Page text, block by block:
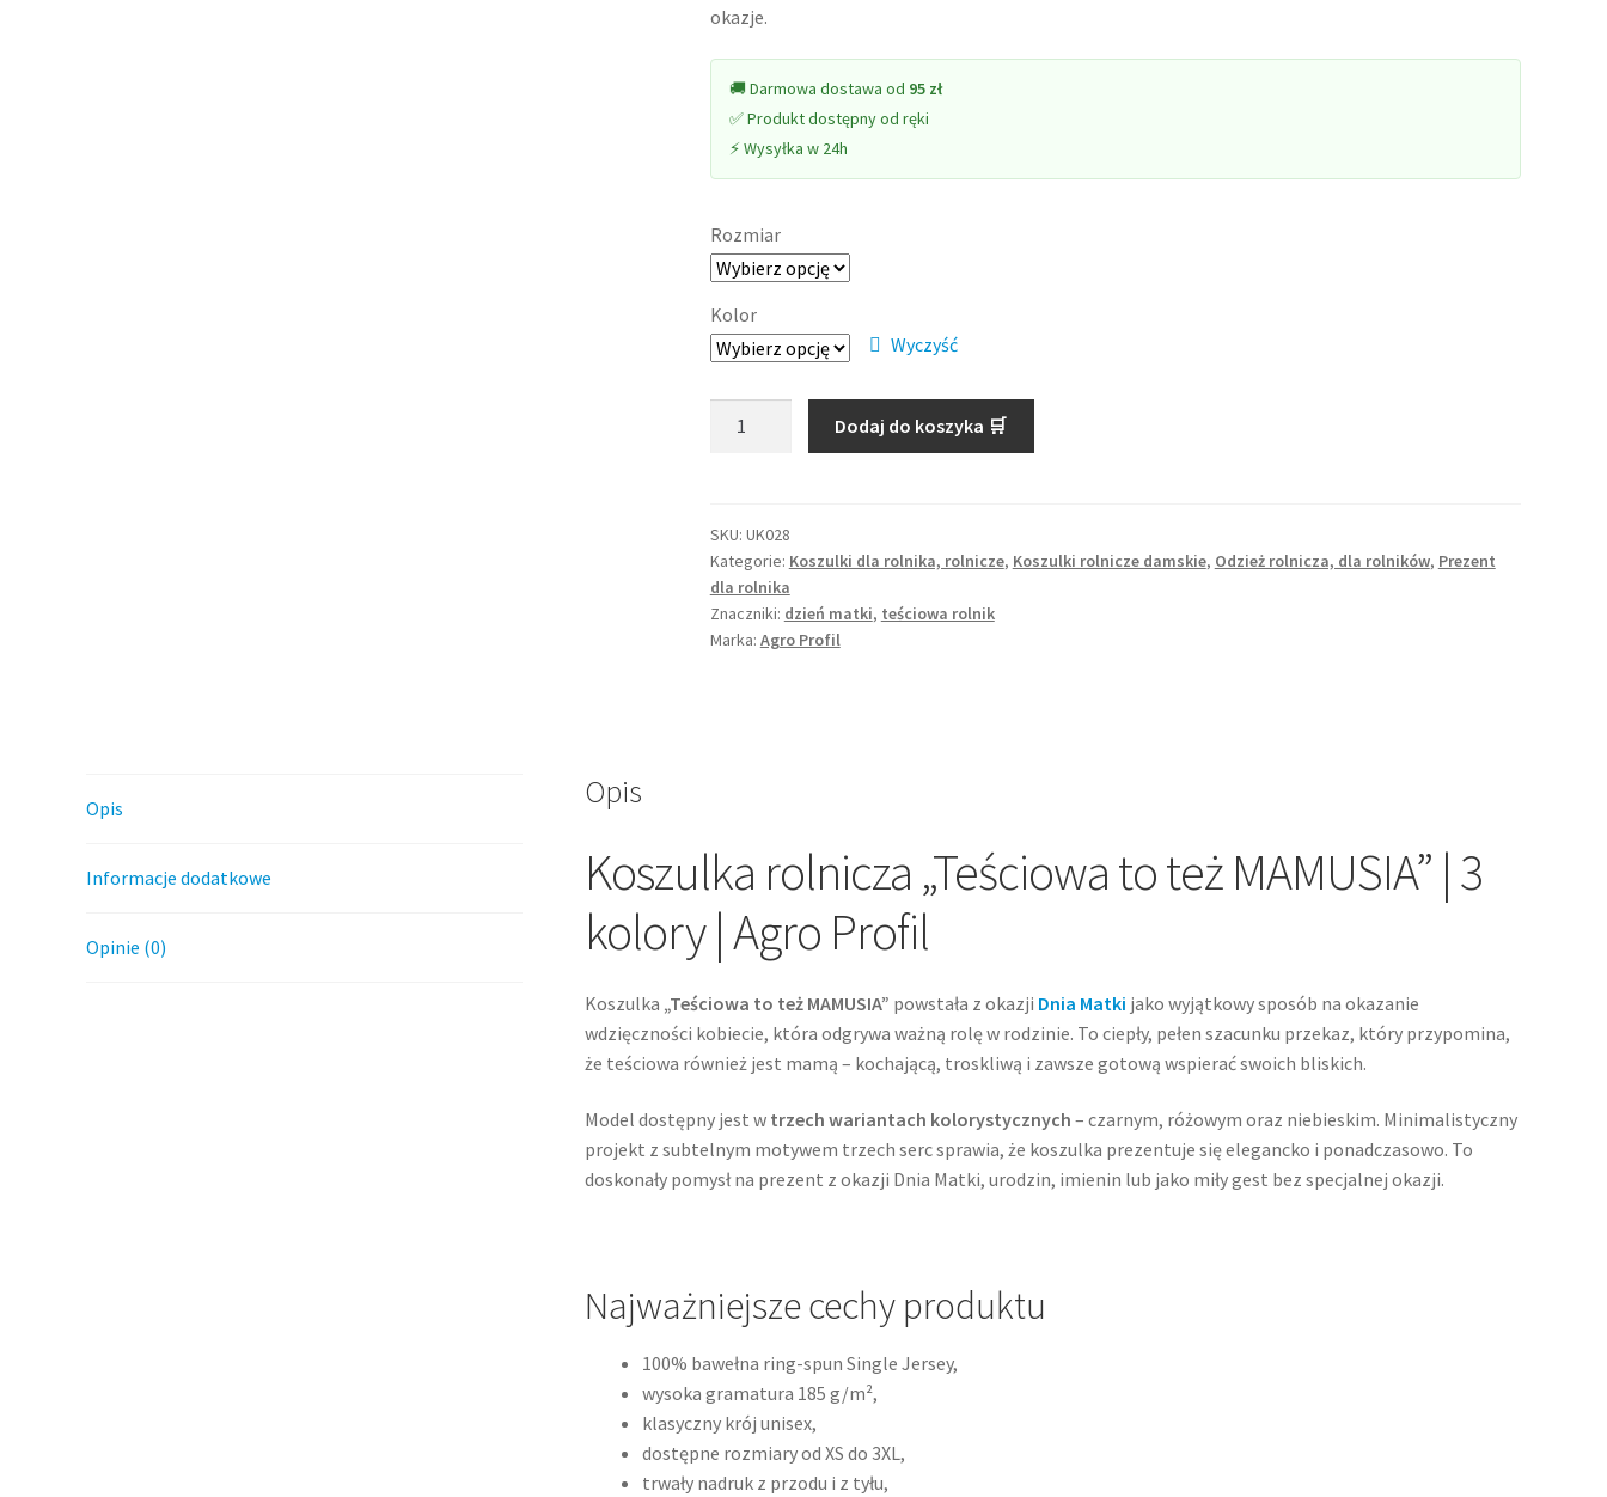
okazje.
🚚 Darmowa dostawa od 95 zł
✅ Produkt dostępny od ręki
⚡ Wysyłka w 24h
Rozmiar
Kolor
Wyczyść
to
też
MAMUSIA”
|
3
Dodaj do koszyka 🛒
SKU: UK028
Kategorie: Koszulki dla rolnika, rolnicze, Koszulki rolnicze damskie, Odzież rolnicza, dla rolników, Prezent
dla rolnika
Znaczniki: dzień matki, teściowa rolnik
Marka: Agro Profil
Opis
Informacje dodatkowe
Opinie (0)
Opis
Koszulka rolnicza „Teściowa to też MAMUSIA” | 3
kolory | Agro Profil
Koszulka „Teściowa to też MAMUSIA” powstała z okazji Dnia Matki jako wyjątkowy sposób na okazanie
wdzięczności kobiecie, która odgrywa ważną rolę w rodzinie. To ciepły, pełen szacunku przekaz, który przypomina,
że teściowa również jest mamą – kochającą, troskliwą i zawsze gotową wspierać swoich bliskich.
Model dostępny jest w trzech wariantach kolorystycznych – czarnym, różowym oraz niebieskim. Minimalistyczny
projekt z subtelnym motywem trzech serc sprawia, że koszulka prezentuje się elegancko i ponadczasowo. To
doskonały pomysł na prezent z okazji Dnia Matki, urodzin, imienin lub jako miły gest bez specjalnej okazji.
Najważniejsze cechy produktu
100% bawełna ring-spun Single Jersey,
wysoka gramatura 185 g/m²,
klasyczny krój unisex,
dostępne rozmiary od XS do 3XL,
trwały nadruk z przodu i z tyłu,